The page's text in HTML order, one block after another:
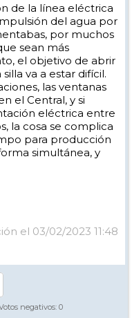
de la línea eléctrica
del agua por
por muchos
sean más
el objetivo de abrir
va a estar difícil.
las ventanas
el Central, y si
eléctrica entre
la cosa se complica
para producción
simultánea, y
el 03/02/2023 11:48
negativos: 0